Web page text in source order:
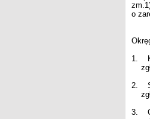
o
1.
2.
3.